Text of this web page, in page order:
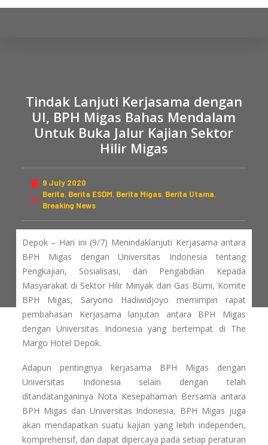
Tindak Lanjuti Kerjasama dengan
UI, BPH Migas Bahas Mendalam
Untuk Buka Jalur Kajian Sektor
Hilir Migas
9 July 2020
Berita, Berita ESDM, Berita Migas, Berita Utama,
Breaking News
Depok – Hari ini (9/7) Menindaklanjuti Kerjasama antara
BPH Migas dengan Universitas Indonesia tentang
Pengkajian, Sosialisasi, dan Pengabdian Kepada
Masyarakat di Sektor Hilir Minyak dan Gas Bumi, Komite
BPH Migas, Saryono Hadiwidjoyo memimpin rapat
pembahasan Kerjasama lanjutan antara BPH Migas
dengan Universitas Indonesia yang bertempat di The
Margo Hotel Depok.
Adapun pentingnya kerjasama BPH Migas dengan
Universitas Indonesia selain dengan telah
ditandatanganinya Nota Kesepahaman Bersama antara
BPH Migas dan Universitas Indonesia, BPH Migas juga
akan mendapatkan suatu kajian yang lebih independen,
komprehensif, dan dapat dipercaya pada setiap peraturan